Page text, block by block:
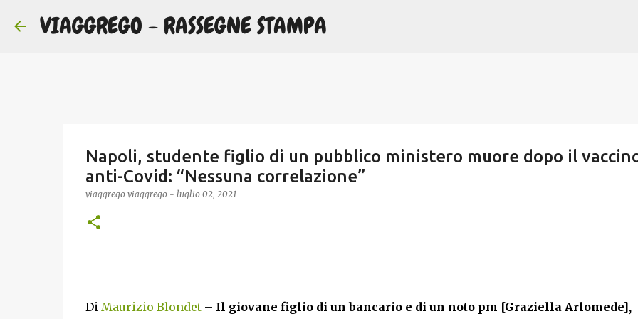
VIAGGREGO - RASSEGNE STAMPA
Napoli, studente figlio di un pubblico ministero muore dopo il
anti-Covid: “Nessuna correlazione”
viaggrego viaggrego - luglio 02, 2021
Di Maurizio Blondet– Il giovane figlio di un bancario e di un noto pm [Graziella Arlomede],